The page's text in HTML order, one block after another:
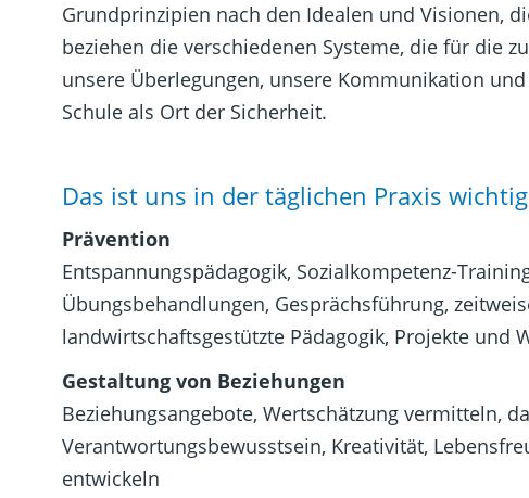
Grundprinzipien nach den Idealen und Visionen,
beziehen die verschiedenen Systeme, die für die
unsere Überlegungen, unsere Kommunikation
Schule als Ort der Sicherheit.
Das ist uns in der täglichen Praxis wichtig
Prävention
Entspannungspädagogik, Sozialkompetenz-
Übungsbehandlungen, Gesprächsführung,
landwirtschaftsgestützte Pädagogik, Projekte und
Gestaltung von Beziehungen
Beziehungsangebote, Wertschätzung vermitteln,
Verantwortungsbewusstsein, Kreativität,
entwickeln